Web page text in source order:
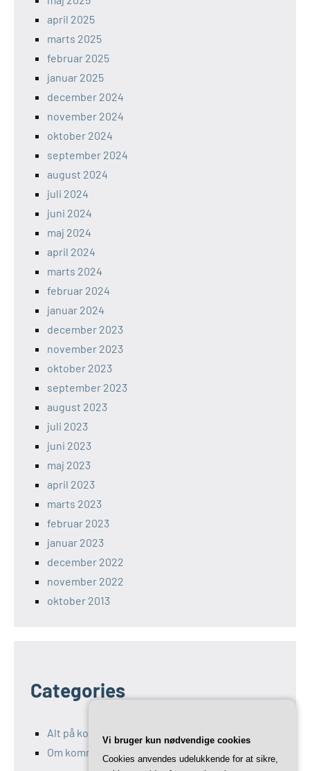
april 2025
marts 2025
februar 2025
januar 2025
december 2024
november 2024
oktober 2024
september 2024
august 2024
juli 2024
juni 2024
maj 2024
april 2024
marts 2024
februar 2024
januar 2024
december 2023
november 2023
oktober 2023
september 2023
august 2023
juli 2023
juni 2023
maj 2023
april 2023
marts 2023
februar 2023
januar 2023
december 2022
november 2022
oktober 2013
Categories
Alt på kommunikation-11.dk
Om kommunikation og Marketing
Vi bruger kun nødvendige cookies
Cookies anvendes udelukkende for at sikre,